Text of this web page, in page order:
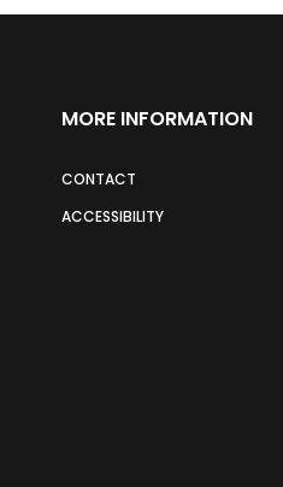
MORE INFORMATION
CONTACT
ACCESSIBILITY